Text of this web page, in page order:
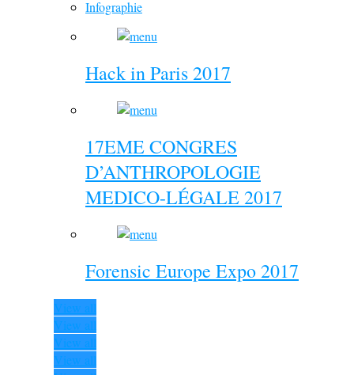
Infographie
Hack in Paris 2017
17EME CONGRES
D’ANTHROPOLOGIE
MEDICO-LÉGALE 2017
Forensic Europe Expo 2017
View all
View all
View all
View all